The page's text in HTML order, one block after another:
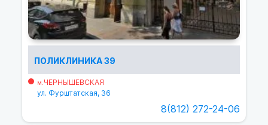
ПОЛИКЛИНИКА 39
м.ЧЕРНЫШЕВСКАЯ
ул. Фурштатская, 36
8(812) 272-24-06